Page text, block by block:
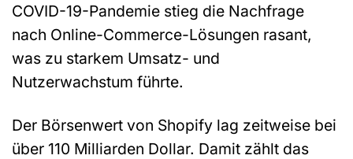
COVID-19-Pandemie stieg die Nachfrage
nach Online-Commerce-Lösungen rasant,
was zu starkem Umsatz- und
Nutzerwachstum führte.
Der Börsenwert von Shopify lag zeitweise bei
über 110 Milliarden Dollar. Damit zählt das